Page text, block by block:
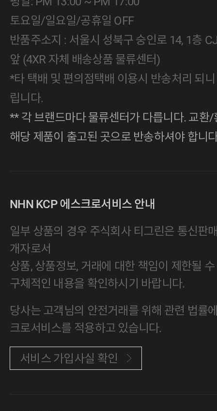
토요일/일요일/공휴일 OFF
반품주소지 : 서울시 성북구 숭인로 14, 1층
앞 (4XR 자체 배송상품 물류센터)
*타 택배 및 편의점택배 이용시 반송처리 되
립니다.
** 각 브랜드마다 물류센터가 다릅니다. 교환
해당 제품이 출고된 곳으로 반송하셔야 합니
NHN KCP 에스크로서비스 안내
일부 상품의 경우 주식회사 티그린은 통신판
개자로서
상품, 상품정보, 거래에 대한 책임이 제한될
구체적인 내용을 확인하시기 바랍니다.
당사는 고객님의 안전거래를 위해 관련 법률
크로서비스를 적용하고 있습니다.
서비스 가입사실 확인